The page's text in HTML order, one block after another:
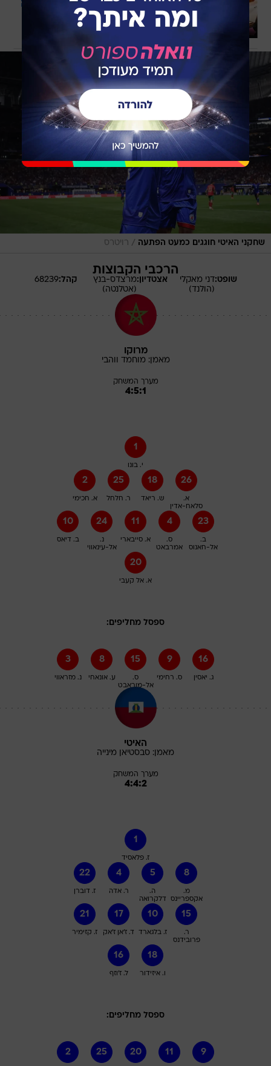
רנו קפצ'ר החדשה: קטנה במידות, גדולה
באופי
בשיתוף רנו
שחקני האיטי חוגגים כמעט הפתעה / רויטרס
הרכבי הקבוצות
שופט:דני מאקלי
(הולנד)
אצטדיון:מרצדס-בנץ
(אטלנטה)
קהל:68239
מרוקו
מאמן: מוחמד ווהבי
מערך המשחק
4:5:1
1
י. בונו
2
א. חכימי
25
ר. חלחל
18
ש. ריאד
26
א.
סלאח-אדין
10
ב. דיאס
24
נ.
אל-עינאווי
11
א. סייבארי
4
ס.
אמרבאט
23
ב.
אל-חאנוס
20
א. אל קעבי
ספסל מחליפים:
3
נ. מזראווי
8
ע. אונאחי
15
ס.
אל-מוראבט
9
ס. רחימי
16
ג. יאסין
האיטי
מאמן: סבסטיאן מינייה
מערך המשחק
4:4:2
1
ז. פלאסיד
22
ז. דוברן
4
ר. אדה
5
ה.
דלקרואה
8
מ.
אקספריינס
21
ז. קזימיר
17
ד. ז'אן ז'אק
10
ז. בלגארד
15
ר.
פרובידנס
16
ל. ז'וזף
18
ו. איזידור
ספסל מחליפים:
2 25 20 11 9